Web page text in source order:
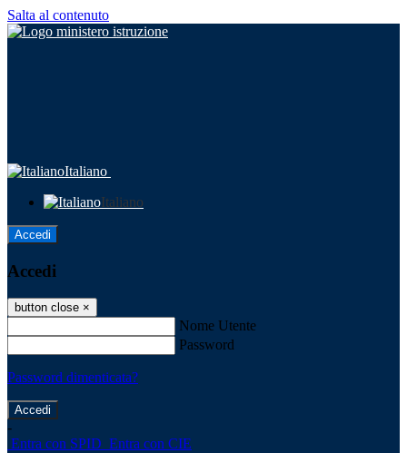
Salta al contenuto
Italiano
Italiano
Accedi
Accedi
button close ×
Nome Utente
Password
Password dimenticata?
-
Entra con SPID Entra con CIE